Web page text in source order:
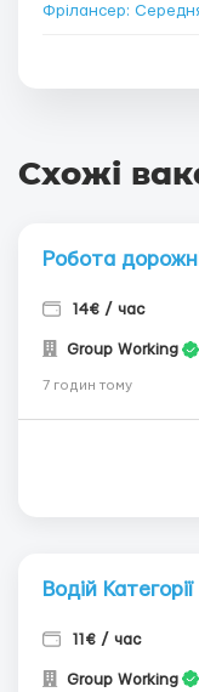
Фрілансер:
Схожі
Робота
14€ / час
Group Working
7 годин тому
Водій Категорії
11€ / час
Group Working